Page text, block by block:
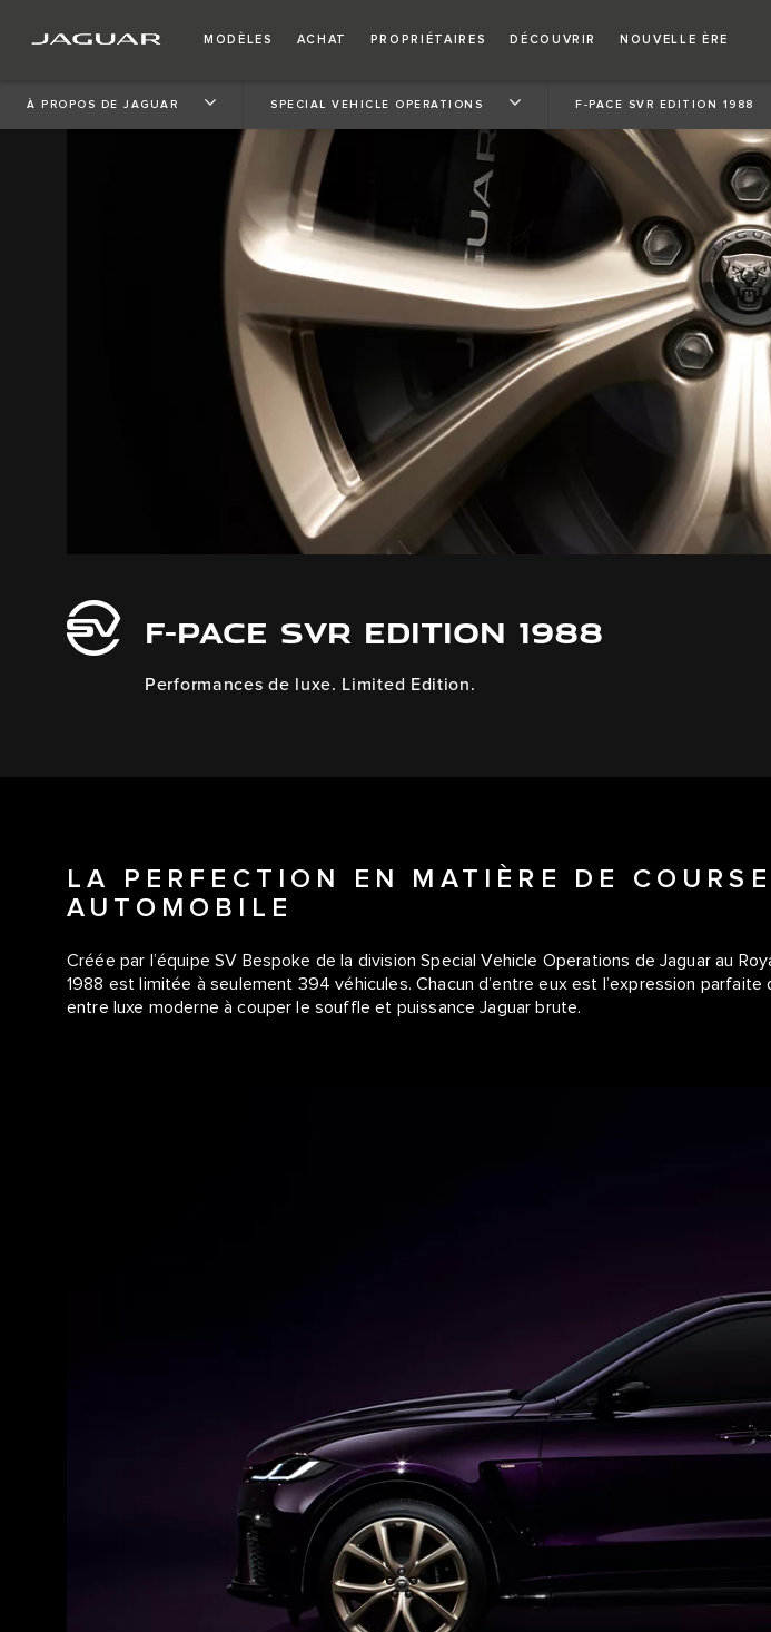
MODÈLES ACHAT PROPRIÉTAIRES DÉCOUVRIR NOUVELLE ÈRE
À PROPOS DE JAGUAR SPECIAL VEHICLE OPERATIONS F-PACE SVR EDITION 1988
F-PACE SVR EDITION 1988
Performances de luxe. Limited Edition.
LA PERFECTION EN MATIÈRE DE COURSE
AUTOMOBILE
Créée par l’équipe SV Bespoke de la division Special Vehicle Operations de Jaguar au
1988 est limitée à seulement 394 véhicules. Chacun d’entre eux est l’expression parfaite
entre luxe moderne à couper le souffle et puissance Jaguar brute.